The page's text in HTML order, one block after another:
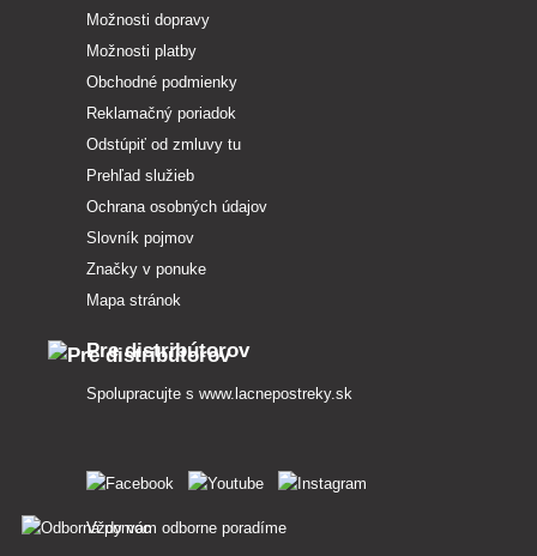
Možnosti dopravy
Možnosti platby
Obchodné podmienky
Reklamačný poriadok
Odstúpiť od zmluvy tu
Prehľad služieb
Ochrana osobných údajov
Slovník pojmov
Značky v ponuke
Mapa stránok
Pre distribútorov
Spolupracujte s www.lacnepostreky.sk
Vždy vám odborne poradíme